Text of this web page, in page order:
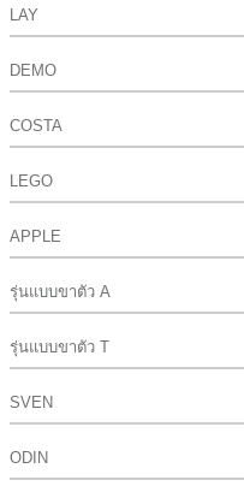
LAY
DEMO
COSTA
LEGO
APPLE
รุ่นแบบขาตัว A
รุ่นแบบขาตัว T
SVEN
ODIN